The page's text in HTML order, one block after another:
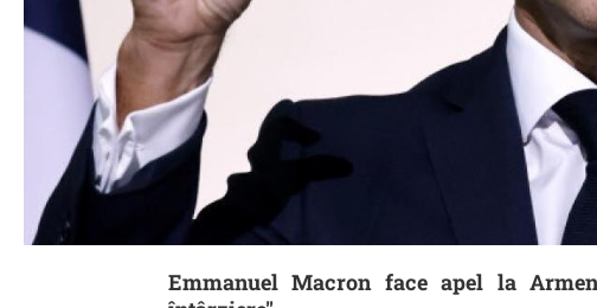
Emmanuel Macron face apel la